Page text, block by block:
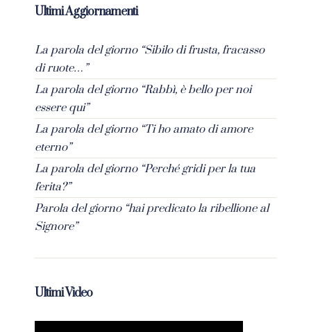
Ultimi Aggiornamenti
La parola del giorno “Sibilo di frusta, fracasso
di ruote…”
La parola del giorno “Rabbì, è bello per noi
essere qui”
La parola del giorno “Ti ho amato di amore
eterno”
La parola del giorno “Perché gridi per la tua
ferita?”
Parola del giorno “hai predicato la ribellione al
Signore”
Ultimi Video